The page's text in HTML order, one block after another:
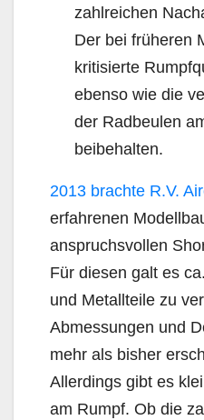
zahlreichen
Der bei früheren
kritisierte
ebenso wie die
der Radbeulen
beibehalten.
2013 brachte R.V.
erfahrenen
anspruchsvollen
Für diesen galt es
und Metallteile zu
Abmessungen und
mehr als bisher
Allerdings gibt es
am Rumpf. Ob die